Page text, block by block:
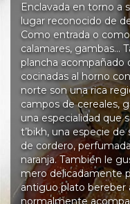
Enclavada en torno a
lugar reconocido de
Como entrada o
calamares, gambas…
plancha acompañado
cocinadas al horno
norte son una rica
campos de cereales,
una especialidad que
t’bikh, una especie
de cordero,
naranja. También le
mero delicadamente
antiguo plato bereber
normalmente